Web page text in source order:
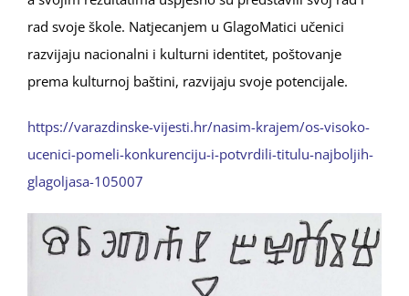
rad svoje škole. Natjecanjem u GlagoMatici učenici
razvijaju nacionalni i kulturni identitet, poštovanje
prema kulturnoj baštini, razvijaju svoje potencijale.
https://varazdinske-vijesti.hr/nasim-krajem/os-visoko-
ucenici-pomeli-konkurenciju-i-potvrdili-titulu-najboljih-
glagoljasa-105007